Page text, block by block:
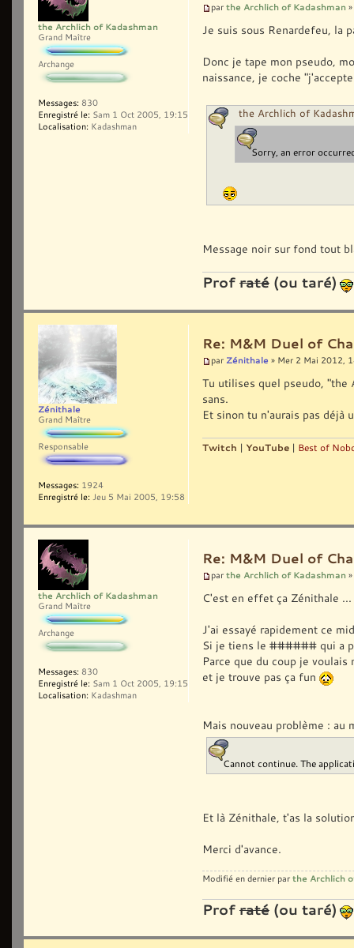
par the Archlich of Kadashman
Je suis sous Renardefeu, la
Donc je tape mon pseudo,
naissance, je coche
the Archlich of
Sorry, an error
Message noir sur fond tout
Prof raté (ou taré)
the Archlich of Kadashman
Grand Maître
Archange
Messages: 830
Enregistré le: Sam 1 Oct 2005, 19:15
Localisation: Kadashman
Re: M&M Duel of
par Zénithale » Mer 2 Mai 2012,
Tu utilises quel pseudo, "the
sans.
Et sinon tu n'aurais pas déjà
Twitch | YouTube | Best of
Zénithale
Grand Maître
Responsable
Messages: 1924
Enregistré le: Jeu 5 Mai 2005, 19:58
Re: M&M Duel of
par the Archlich of Kadashman
C'est en effet ça Zénithale ...
J'ai essayé rapidement ce
Si je tiens le ###### qui a
Parce que du coup je
et je trouve pas ça fun
Mais nouveau problème :
Cannot continue. The
Et là Zénithale, t'as la
Merci d'avance.
Modifié en dernier par the Archlich
Prof raté (ou taré)
the Archlich of Kadashman
Grand Maître
Archange
Messages: 830
Enregistré le: Sam 1 Oct 2005, 19:15
Localisation: Kadashman